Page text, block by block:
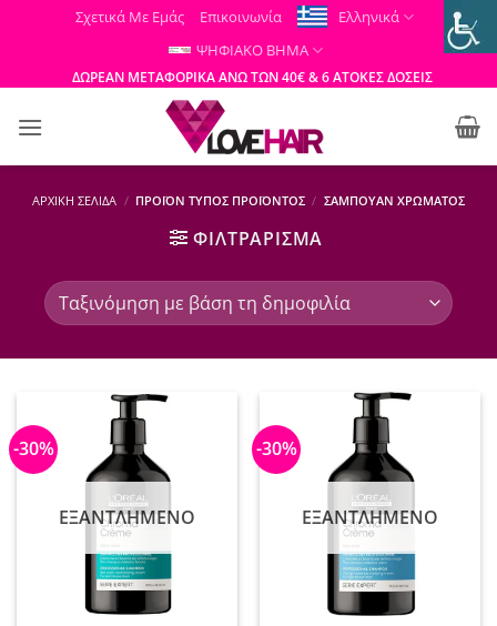
Μετάβαση
περιεχόμενο
Σχετικά Με Εμάς Επικοινωνία
Ελληνικά
ΨΗΦΙΑΚΟ ΒΗΜΑ
ΔΩΡΕΑΝ ΜΕΤΑΦΟΡΙΚΑ ΑΝΩ ΤΩΝ 40€ & 6 ΑΤΟΚΕΣ ΔΟΣΕΙΣ
ΑΡΧΙΚΉ ΣΕΛΊΔΑ / ΠΡΟΪΌΝ ΤΎΠΟΣ ΠΡΟΪΌΝΤΟΣ / ΣΑΜΠΟΥΆΝ ΧΡΏΜΑΤΟΣ
ΦΙΛΤΡΆΡΙΣΜΑ
-30%
ΕΞΑΝΤΛΗΜΈΝΟ
-30%
ΕΞΑΝΤΛΗΜΈΝΟ